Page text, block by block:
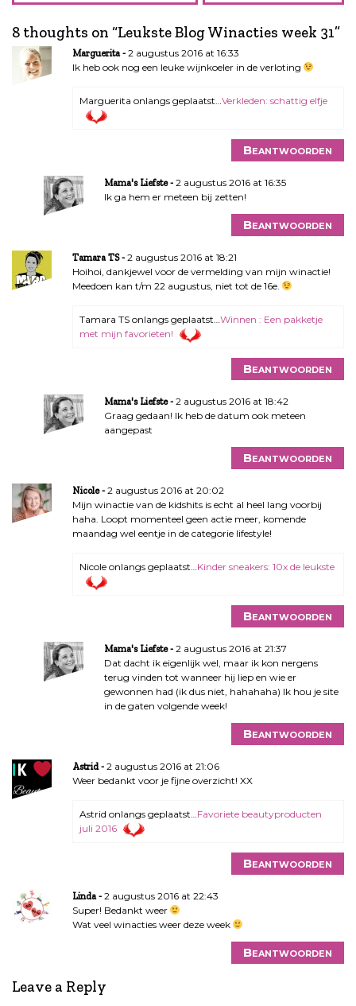
r
i
c
8 thoughts on “Leukste Blog Winacties week 31”
Marguerita
2 augustus 2016 at 16:33
Ik heb ook nog een leuke wijnkoeler in de verloting
Marguerita onlangs geplaatst… Verkleden: schattig elfje
Beantwoorden
Mama's Liefste
2 augustus 2016 at 16:35
Ik ga hem er meteen bij zetten!
Beantwoorden
Tamara TS
2 augustus 2016 at 18:21
Hoihoi, dankjewel voor de vermelding van mijn winactie!
Meedoen kan t/m 22 augustus, niet tot de 16e.
Tamara TS onlangs geplaatst… Winnen : Een pakketje
met mijn favorieten!
Beantwoorden
Mama's Liefste
2 augustus 2016 at 18:42
Graag gedaan! Ik heb de datum ook meteen
aangepast
Beantwoorden
Nicole
2 augustus 2016 at 20:02
Mijn winactie van de kidshits is echt al heel lang voorbij
haha. Loopt momenteel geen actie meer, komende
maandag wel eentje in de categorie lifestyle!
Nicole onlangs geplaatst… Kinder sneakers: 10x de leukste
Beantwoorden
Mama's Liefste
2 augustus 2016 at 21:37
Dat dacht ik eigenlijk wel, maar ik kon nergens
terug vinden tot wanneer hij liep en wie er
gewonnen had (ik dus niet, hahahaha) Ik hou je site
in de gaten volgende week!
Beantwoorden
Astrid
2 augustus 2016 at 21:06
Weer bedankt voor je fijne overzicht! XX
Astrid onlangs geplaatst… Favoriete beautyproducten
juli 2016
Beantwoorden
Linda
2 augustus 2016 at 22:43
Super! Bedankt weer
Wat veel winacties weer deze week
Beantwoorden
Leave a Reply